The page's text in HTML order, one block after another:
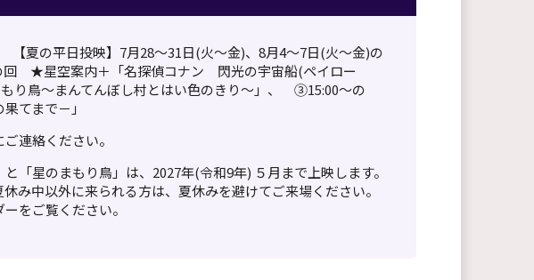
夏の平日投映】7月28～31日(火～金)、8月4～7日(火～金)の
★星空案内＋「名探偵コナン 閃光の宇宙船(ペイロー
鳥～まんてんぼし村とはい色のきり～」、 ③15:00～の
てまで－」
連絡ください。
「星のまもり鳥」は、2027年(令和9年) ５月まで上映します。
み中以外に来られる方は、夏休みを避けてご来場ください。
をご覧ください。